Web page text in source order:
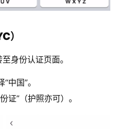
）
身份认证页面。
中国”。
证”（护照亦可）。